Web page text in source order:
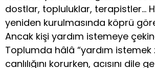
dostlar, topluluklar, terapistler…
yeniden kurulmasında köprü
Ancak kişi yardım istemeye
Toplumda hâlâ “yardım istemek
canlılığını korurken, acısını dile